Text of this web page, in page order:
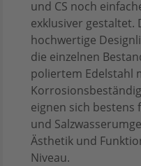
und CS noch
exklusiver gestaltet.
hochwertige
die einzelnen
poliertem Edelstahl
eignen sich bestens
und
Ästhetik und
Niveau.